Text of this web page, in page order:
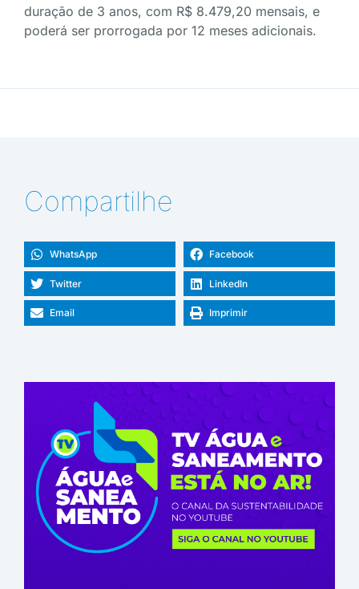
duração de 3 anos, com R$ 8.479,20 mensais, e
poderá ser prorrogada por 12 meses adicionais.
Compartilhe
WhatsApp Facebook
Twitter LinkedIn
Email Imprimir